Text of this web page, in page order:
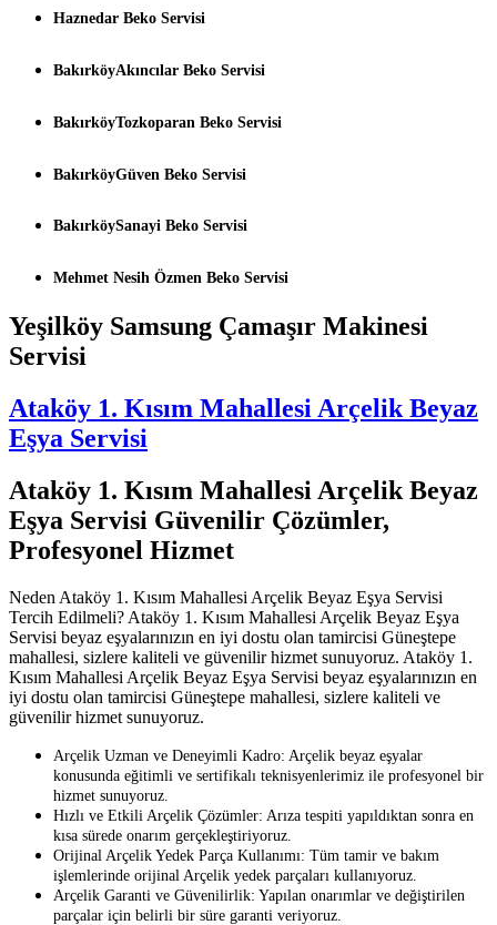
Haznedar Beko Servisi
BakırköyAkıncılar Beko Servisi
BakırköyTozkoparan Beko Servisi
BakırköyGüven Beko Servisi
BakırköySanayi Beko Servisi
Mehmet Nesih Özmen Beko Servisi
Yeşilköy Samsung Çamaşır Makinesi
Servisi
Ataköy 1. Kısım Mahallesi Arçelik Beyaz
Eşya Servisi
Ataköy 1. Kısım Mahallesi Arçelik Beyaz
Eşya Servisi Güvenilir Çözümler,
Profesyonel Hizmet
Neden Ataköy 1. Kısım Mahallesi Arçelik Beyaz Eşya Servisi
Tercih Edilmeli? Ataköy 1. Kısım Mahallesi Arçelik Beyaz Eşya
Servisi beyaz eşyalarınızın en iyi dostu olan tamircisi Güneştepe
mahallesi, sizlere kaliteli ve güvenilir hizmet sunuyoruz. Ataköy 1.
Kısım Mahallesi Arçelik Beyaz Eşya Servisi beyaz eşyalarınızın en
iyi dostu olan tamircisi Güneştepe mahallesi, sizlere kaliteli ve
güvenilir hizmet sunuyoruz.
Arçelik Uzman ve Deneyimli Kadro: Arçelik beyaz eşyalar
konusunda eğitimli ve sertifikalı teknisyenlerimiz ile profesyonel bir
hizmet sunuyoruz.
Hızlı ve Etkili Arçelik Çözümler: Arıza tespiti yapıldıktan sonra en
kısa sürede onarım gerçekleştiriyoruz.
Orijinal Arçelik Yedek Parça Kullanımı: Tüm tamir ve bakım
işlemlerinde orijinal Arçelik yedek parçaları kullanıyoruz.
Arçelik Garanti ve Güvenilirlik: Yapılan onarımlar ve değiştirilen
parçalar için belirli bir süre garanti veriyoruz.